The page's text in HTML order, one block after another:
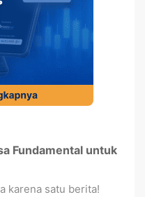
Fundamental untuk
karena satu berita!